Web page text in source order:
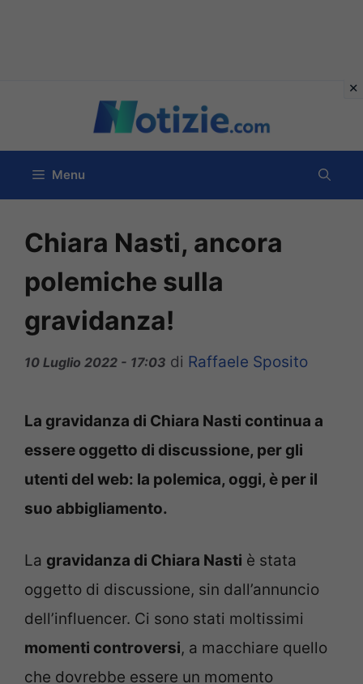
contenuto
Menu
Chiara Nasti, ancora
polemiche sulla
gravidanza!
10 Luglio 2022 - 17:03 di Raffaele Sposito
La gravidanza di Chiara Nasti continua a
essere oggetto di discussione, per gli
utenti del web: la polemica, oggi, è per il
suo abbigliamento.
La gravidanza di Chiara Nasti è stata
oggetto di discussione, sin dall’annuncio
dell’influencer. Ci sono stati moltissimi
momenti controversi, a macchiare quello
che dovrebbe essere un momento